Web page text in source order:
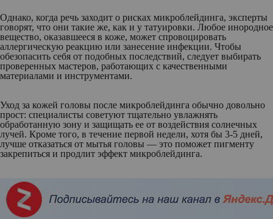
Однако, когда речь заходит о рисках микроблейдинга, эксперты
говорят, что они такие же, как и у татуировки. Любое инородное
вещество, оказавшееся в коже, может спровоцировать
аллергическую реакцию или занесение инфекции. Чтобы
обезопасить себя от подобных последствий, следует выбирать
проверенных мастеров, работающих с качественными
материалами и инструментами.
Уход за кожей головы после микроблейдинга обычно довольно
прост: специалисты советуют тщательно увлажнять
обработанную зону и защищать ее от воздействия солнечных
лучей. Кроме того, в течение первой недели, хотя бы 3-5 дней,
лучше отказаться от мытья головы — это поможет пигменту
закрепиться и продлит эффект микроблейдинга.